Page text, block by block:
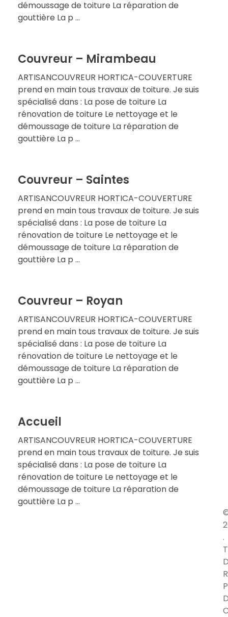
démoussage de toiture La réparation de
gouttière La p ...
Couvreur – Mirambeau
ARTISANCOUVREUR HORTICA-COUVERTURE
prend en main tous travaux de toiture. Je suis
spécialisé dans : La pose de toiture La
rénovation de toiture Le nettoyage et le
démoussage de toiture La réparation de
gouttière La p ...
Couvreur – Saintes
ARTISANCOUVREUR HORTICA-COUVERTURE
prend en main tous travaux de toiture. Je suis
spécialisé dans : La pose de toiture La
rénovation de toiture Le nettoyage et le
démoussage de toiture La réparation de
gouttière La p ...
Couvreur – Royan
ARTISANCOUVREUR HORTICA-COUVERTURE
prend en main tous travaux de toiture. Je suis
spécialisé dans : La pose de toiture La
rénovation de toiture Le nettoyage et le
démoussage de toiture La réparation de
gouttière La p ...
Accueil
ARTISANCOUVREUR HORTICA-COUVERTURE
prend en main tous travaux de toiture. Je suis
spécialisé dans : La pose de toiture La
rénovation de toiture Le nettoyage et le
démoussage de toiture La réparation de
gouttière La p ...
.